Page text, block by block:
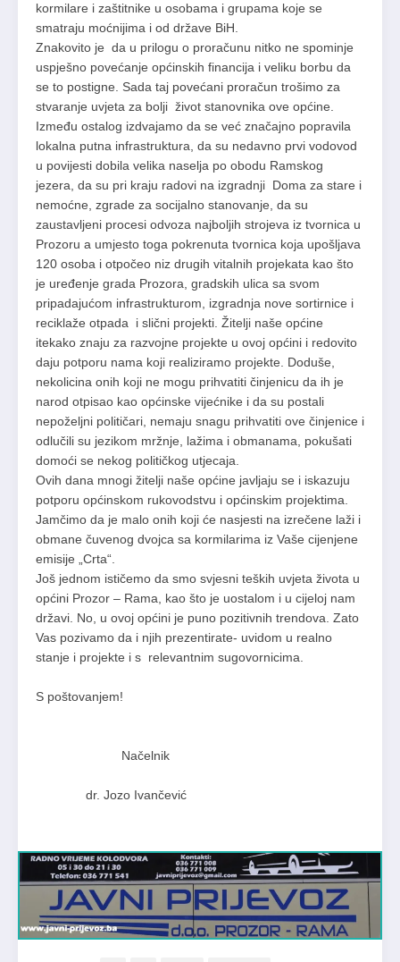
kormilare i zaštitnike u osobama i grupama koje se
smatraju moćnijima i od države BiH.
Znakovito je da u prilogu o proračunu nitko ne spominje
uspješno povećanje općinskih financija i veliku borbu da
se to postigne. Sada taj povećani proračun trošimo za
stvaranje uvjeta za bolji život stanovnika ove općine.
Između ostalog izdvajamo da se već značajno popravila
lokalna putna infrastruktura, da su nedavno prvi vodovod
u povijesti dobila velika naselja po obodu Ramskog
jezera, da su pri kraju radovi na izgradnji Doma za stare i
nemoćne, zgrade za socijalno stanovanje, da su
zaustavljeni procesi odvoza najboljih strojeva iz tvornica u
Prozoru a umjesto toga pokrenuta tvornica koja upošljava
120 osoba i otpočeo niz drugih vitalnih projekata kao što
je uređenje grada Prozora, gradskih ulica sa svom
pripadajućom infrastrukturom, izgradnja nove sortirnice i
reciklaže otpada i slični projekti. Žitelji naše općine
itekako znaju za razvojne projekte u ovoj općini i redovito
daju potporu nama koji realiziramo projekte. Doduše,
nekolicina onih koji ne mogu prihvatiti činjenicu da ih je
narod otpisao kao općinske vijećnike i da su postali
nepoželjni političari, nemaju snagu prihvatiti ove činjenice i
odlučili su jezikom mržnje, lažima i obmanama, pokušati
domoći se nekog političkog utjecaja.
Ovih dana mnogi žitelji naše općine javljaju se i iskazuju
potporu općinskom rukovodstvu i općinskim projektima.
Jamčimo da je malo onih koji će nasjesti na izrečene laži i
obmane čuvenog dvojca sa kormilarima iz Vaše cijenjene
emisije „Crta“.
Još jednom ističemo da smo svjesni teških uvjeta života u
općini Prozor – Rama, kao što je uostalom i u cijeloj nam
državi. No, u ovoj općini je puno pozitivnih trendova. Zato
Vas pozivamo da i njih prezentirate- uvidom u realno
stanje i projekte i s relevantnim sugovornicima.
S poštovanjem!
Načelnik
dr. Jozo Ivančević